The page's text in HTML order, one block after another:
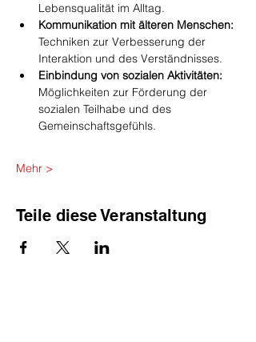
Lebensqualität im Alltag.
Kommunikation mit älteren Menschen:
Techniken zur Verbesserung der
Interaktion und des Verständnisses.
Einbindung von sozialen Aktivitäten:
Möglichkeiten zur Förderung der
sozialen Teilhabe und des
Gemeinschaftsgefühls.
Mehr >
Teile diese Veranstaltung